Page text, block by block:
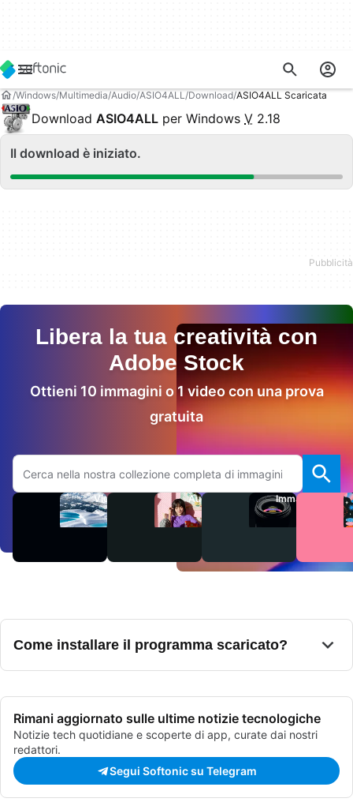
Windows Multimedia Audio ASIO4ALL Download ASIO4ALL Scaricata
Download ASIO4ALL per Windows V 2.18
Il download è iniziato.
Libera la tua creatività con
Adobe Stock
Ottieni 10 immagini o 1 video con una prova
gratuita
Cerca sul sito Adobe.com
Video Audio Immagini
Come installare il programma scaricato?
Rimani aggiornato sulle ultime notizie tecnologiche
Notizie tech quotidiane e scoperte di app, curate dai nostri
redattori.
Segui Softonic su Telegram